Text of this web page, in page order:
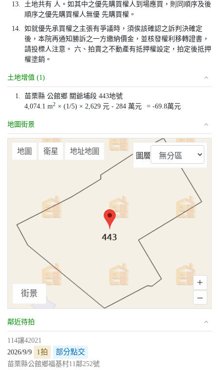
13.
土地共有 人。如其中之優先購買權人到場應買，則同順序及後
順序之優先購買權人無優 先購買權。
14. 如就優先承買權之主張有爭議時，須俟該確認之訴判決確定
後，本院再通知勝訴之一方繳納價金，並核發權利移轉證書，
請投標人注意。 六、拍賣之不動產有抵押權設定，拍定後抵押
權塗銷。
土地增值 (1)
1. 苗栗縣 公館鄉 關爺埔段 443地號
4,074.1 m2 × (1/5) × 2,629 元 - 284 萬元 = -69.8萬元
地圖街景
+
–
⤢
地圖 衛星 地址地圖
圖層
街景
鄰近待拍
114讓42021
2026/9/9
1拍 部分點交
苗栗縣公館鄉福基村11鄰252號